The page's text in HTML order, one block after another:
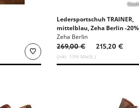
Ledersportschuh TRAINER,
mittelblau, Zeha Berlin -20%
Zeha Berlin
269,00 €
215,20 €
(inkl. 19% MwSt.)